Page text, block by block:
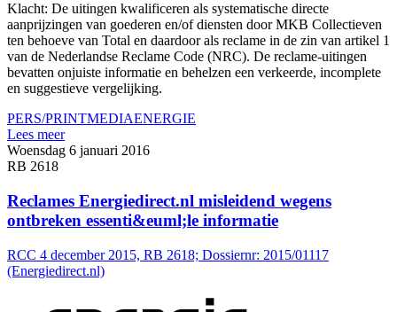
Klacht: De uitingen kwalificeren als systematische directe
aanprijzingen van goederen en/of diensten door MKB Collectieven
ten behoeve van Total en daardoor als reclame in de zin van artikel 1
van de Nederlandse Reclame Code (NRC). De reclame-uitingen
bevatten onjuiste informatie en behelzen een verkeerde, incomplete
en suggestieve vergelijking.
PERS/PRINTMEDIAENERGIE
Lees meer
Woensdag 6 januari 2016
RB 2618
Reclames Energiedirect.nl misleidend wegens
ontbreken essenti&euml;le informatie
RCC 4 december 2015, RB 2618; Dossiernr: 2015/01117
(Energiedirect.nl)